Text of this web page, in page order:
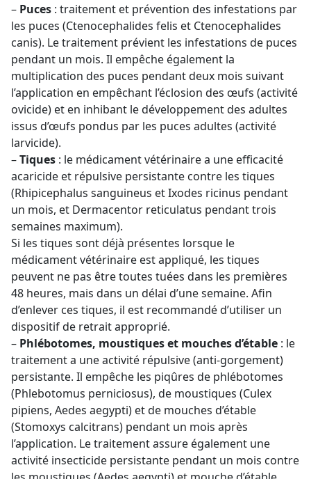
– Puces : traitement et prévention des infestations par
les puces (Ctenocephalides felis et Ctenocephalides
canis). Le traitement prévient les infestations de puces
pendant un mois. Il empêche également la
multiplication des puces pendant deux mois suivant
l’application en empêchant l’éclosion des œufs (activité
ovicide) et en inhibant le développement des adultes
issus d’œufs pondus par les puces adultes (activité
larvicide).
–Tiques : le médicament vétérinaire a une efficacité
acaricide et répulsive persistante contre les tiques
(Rhipicephalus sanguineus et Ixodes ricinus pendant
un mois, et Dermacentor reticulatus pendant trois
semaines maximum).
Si les tiques sont déjà présentes lorsque le
médicament vétérinaire est appliqué, les tiques
peuvent ne pas être toutes tuées dans les premières
48 heures, mais dans un délai d’une semaine. Afin
d’enlever ces tiques, il est recommandé d’utiliser un
dispositif de retrait approprié.
– Phlébotomes, moustiques et mouches d’étable : le
traitement a une activité répulsive (anti-gorgement)
persistante. Il empêche les piqûres de phlébotomes
(Phlebotomus perniciosus), de moustiques (Culex
pipiens, Aedes aegypti) et de mouches d’étable
(Stomoxys calcitrans) pendant un mois après
l’application. Le traitement assure également une
activité insecticide persistante pendant un mois contre